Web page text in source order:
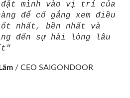
mình vào vị trí của
để cố gắng xem điều
nhất, bền nhất và
đến sự hài lòng lâu
/ CEO SAIGONDOOR